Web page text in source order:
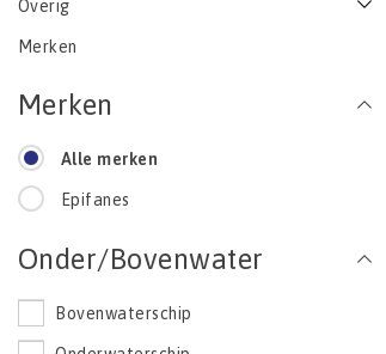
Overig
Merken
Merken
Alle merken
Epifanes
Onder/Bovenwater
Bovenwaterschip